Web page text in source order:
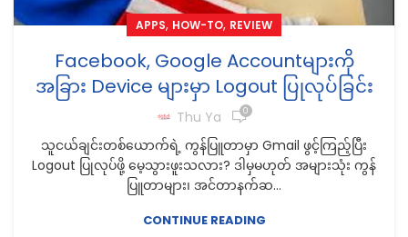
APPS, HOW-TO, REVIEW
Facebook, Google Accountများကို
အခြား Device များမှာ Logout ပြုလုပ်ခြင်း
Thu Ya 0
သူငယ်ချင်းတစ်ယောက်ရဲ့ ကွန်ပြူတာမှာ Gmail ဖွင့်ကြည့်ပြီး
Logout ပြုလုပ်ဖို့ မေ့သွားဖူးသလား? ဒါမှမဟုတ် အများသုံး ကွန်
ပြူတာများ၊ အင်တာနက်ဆ...
CONTINUE READING